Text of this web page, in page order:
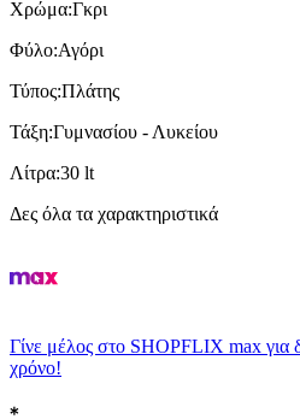
Χρώμα:Γκρι
Φύλο:Αγόρι
Τύπος:Πλάτης
Τάξη:Γυμνασίου - Λυκείου
Λίτρα:30 lt
Δες όλα τα χαρακτηριστικά
Γίνε μέλος στο SHOPFLIX max για
χρόνο!